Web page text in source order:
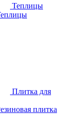
Теплицы
Плитка для
плитка